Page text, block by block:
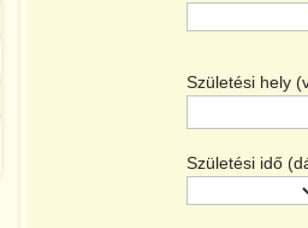
Születési hely
Születési idő